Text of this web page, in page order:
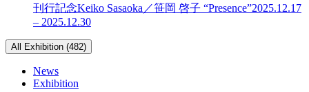
刊行記念Keiko Sasaoka／笹岡 啓子 “Presence”2025.12.17
– 2025.12.30
All Exhibition (482)
News
Exhibition